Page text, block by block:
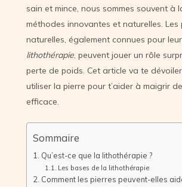
sain et mince, nous sommes souvent à
méthodes innovantes et naturelles. Les
naturelles, également connues pour
lithothérapie, peuvent jouer un rôle
perte de poids. Cet article va te
utiliser la pierre pour t’aider à maigrir
efficace.
Sommaire
Qu’est-ce que la lithothérapie ?
Les bases de la lithothérapie
Comment les pierres peuvent-elles